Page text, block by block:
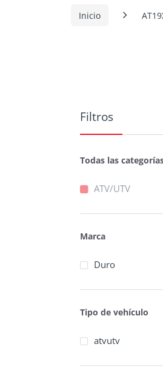
Inicio
Filtros
Todas las
ATV/UTV
Marca
Duro
Tipo de vehículo
atvutv